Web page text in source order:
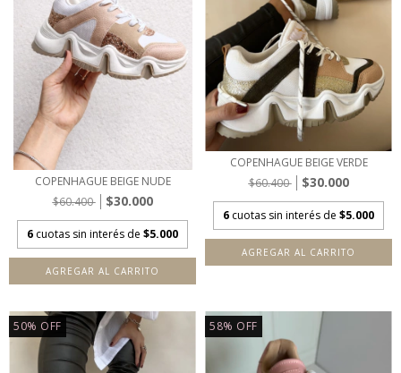
COPENHAGUE BEIGE NUDE
$60.400
$30.000
6 cuotas sin interés de $5.000
AGREGAR AL CARRITO
COPENHAGUE BEIGE VERDE
$60.400
$30.000
6 cuotas sin interés de $5.000
AGREGAR AL CARRITO
50% OFF 58% OFF